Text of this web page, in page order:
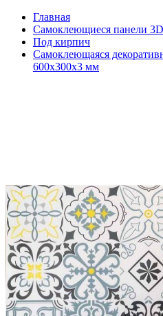
Главная
Самоклеющиеся панели 3D
Под кирпич
Самоклеющаяся
600x300x3 мм